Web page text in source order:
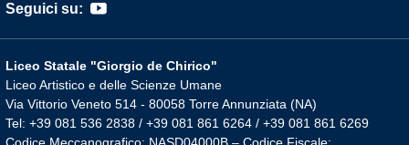
Seguici su:
Liceo Statale "Giorgio de Chirico"
Liceo Artistico e delle Scienze Umane
Via Vittorio Veneto 514 - 80058 Torre Annunziata (NA)
Tel: +39 081 536 2838 / +39 081 861 6264 / +39 081 861 6269